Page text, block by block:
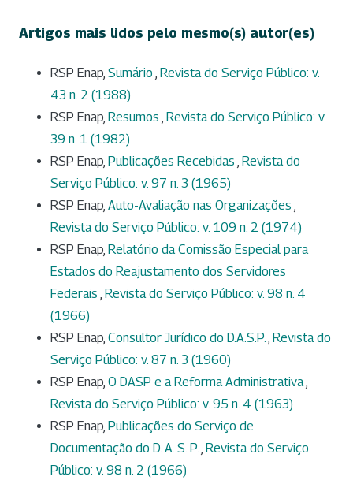
Artigos mais lidos pelo mesmo(s) autor(es)
RSP Enap, Sumário , Revista do Serviço Público: v.
43 n. 2 (1988)
RSP Enap, Resumos , Revista do Serviço Público: v.
39 n. 1 (1982)
RSP Enap, Publicações Recebidas , Revista do
Serviço Público: v. 97 n. 3 (1965)
RSP Enap, Auto-Avaliação nas Organizações ,
Revista do Serviço Público: v. 109 n. 2 (1974)
RSP Enap, Relatório da Comissão Especial para
Estados do Reajustamento dos Servidores
Federais , Revista do Serviço Público: v. 98 n. 4
(1966)
RSP Enap, Consultor Jurídico do D.A.S.P., Revista do
Serviço Público: v. 87 n. 3 (1960)
RSP Enap, O DASP e a Reforma Administrativa,
Revista do Serviço Público: v. 95 n. 4 (1963)
RSP Enap, Publicações do Serviço de
Documentação do D. A. S. P., Revista do Serviço
Público: v. 98 n. 2 (1966)